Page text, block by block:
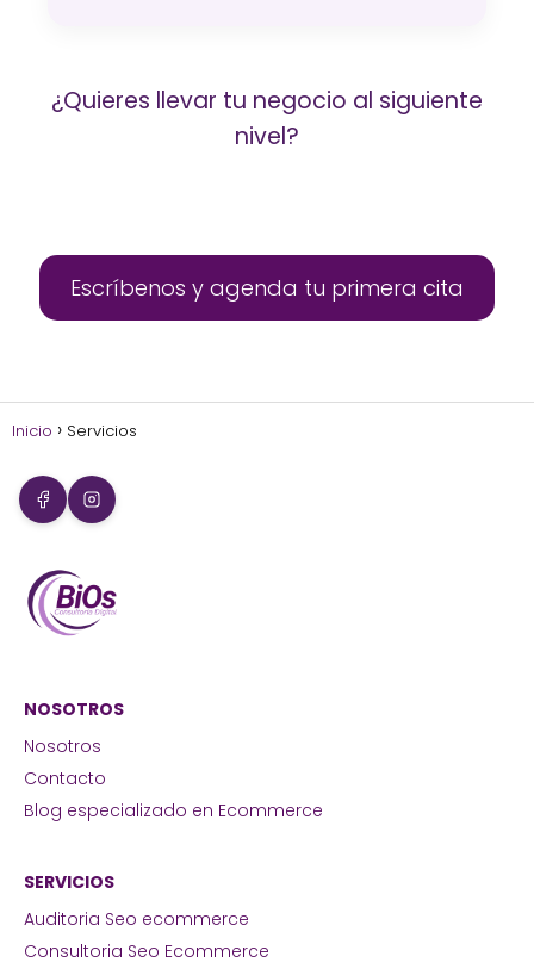
¿Quieres llevar tu negocio al siguiente
nivel?
Escríbenos y agenda tu primera cita
Inicio Servicios
NOSOTROS
Nosotros
Contacto
Blog especializado en Ecommerce
SERVICIOS
Auditoria Seo ecommerce
Consultoria Seo Ecommerce